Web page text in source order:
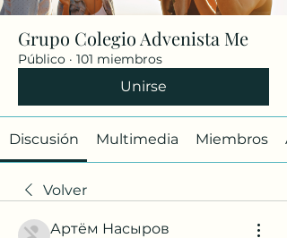
Grupo Colegio Advenista Me
Público · 101 miembros
Unirse
Discusión Multimedia Miembros
Volver
Артём Насыров